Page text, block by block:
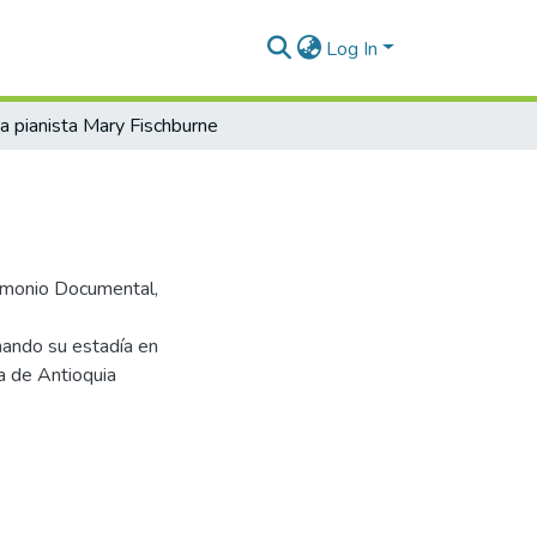
Log In
pianista Mary Fischburne
Documental,
su estadía en
de Antioquia